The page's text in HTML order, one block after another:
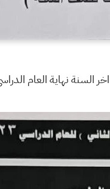
السنة نهاية العام